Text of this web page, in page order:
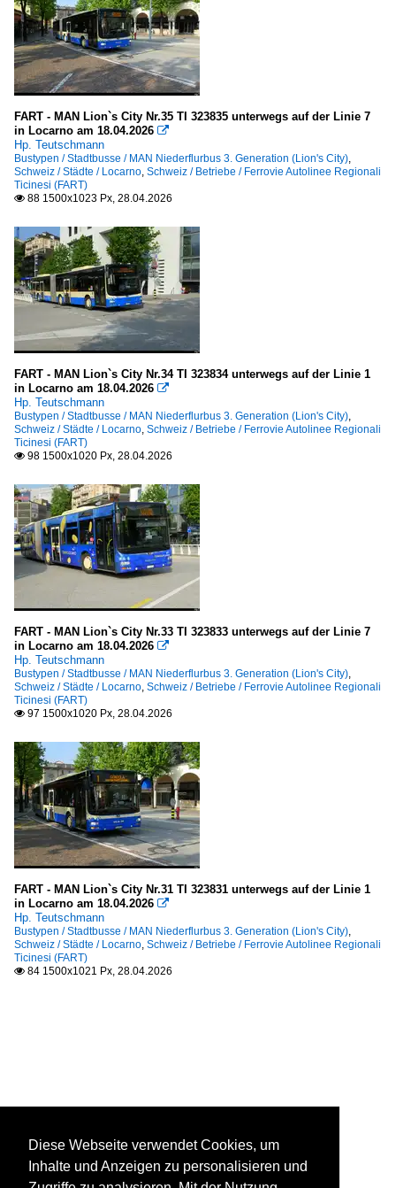
FART - MAN Lion`s City Nr.35 TI 323835 unterwegs auf der Linie 7
in Locarno am 18.04.2026 
Hp. Teutschmann
Bustypen / Stadtbusse / MAN Niederflurbus 3. Generation (Lion's City),
Schweiz / Städte / Locarno, Schweiz / Betriebe / Ferrovie Autolinee Regionali
Ticinesi (FART)
 88 1500x1023 Px, 28.04.2026
FART - MAN Lion`s City Nr.34 TI 323834 unterwegs auf der Linie 1
in Locarno am 18.04.2026 
Hp. Teutschmann
Bustypen / Stadtbusse / MAN Niederflurbus 3. Generation (Lion's City),
Schweiz / Städte / Locarno, Schweiz / Betriebe / Ferrovie Autolinee Regionali
Ticinesi (FART)
 98 1500x1020 Px, 28.04.2026
FART - MAN Lion`s City Nr.33 TI 323833 unterwegs auf der Linie 7
in Locarno am 18.04.2026 
Hp. Teutschmann
Bustypen / Stadtbusse / MAN Niederflurbus 3. Generation (Lion's City),
Schweiz / Städte / Locarno, Schweiz / Betriebe / Ferrovie Autolinee Regionali
Ticinesi (FART)
 97 1500x1020 Px, 28.04.2026
FART - MAN Lion`s City Nr.31 TI 323831 unterwegs auf der Linie 1
in Locarno am 18.04.2026 
Hp. Teutschmann
Bustypen / Stadtbusse / MAN Niederflurbus 3. Generation (Lion's City),
Schweiz / Städte / Locarno, Schweiz / Betriebe / Ferrovie Autolinee Regionali
Ticinesi (FART)
 84 1500x1021 Px, 28.04.2026
Diese Webseite verwendet Cookies, um
Inhalte und Anzeigen zu personalisieren und